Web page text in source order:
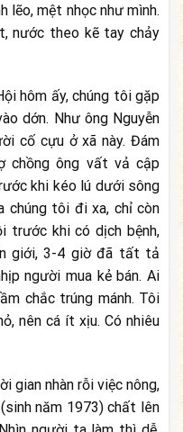
lẽo, mệt nhọc như mình.
nước theo kẽ tay chảy
hôm ấy, chúng tôi gặp
dớn. Như ông Nguyễn
cố cựu ở xã này. Đám
chồng ông vất vả cập
khi kéo lú dưới sông
chúng tôi đi xa, chỉ còn
trước khi có dịch bệnh,
giới, 3-4 giờ đã tất tả
người mua kẻ bán. Ai
chắc trúng mánh. Tôi
nên cá ít xịu. Có nhiêu
gian nhàn rỗi việc nông,
năm 1973) chất lên